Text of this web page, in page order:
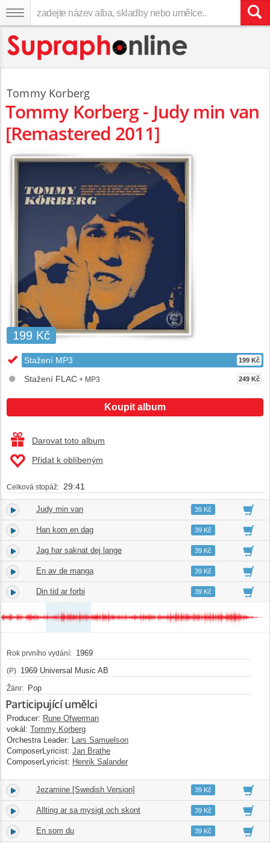
Tommy Korberg
Tommy Korberg - Judy min van
[Remastered 2011]
199 Kč
Stažení MP3 199 Kč
Stažení FLAC + MP3 249 Kč
Koupit album
Darovat toto album
Přidat k oblíbeným
Celková stopáž: 29:41
1. Judy min van 02:2139 Kč
2. Han kom en dag 03:0839 Kč
3. Jag har saknat dej lange 02:1139 Kč
4. En av de manga 03:5539 Kč
5. Din tid ar forbi 02:5739 Kč
Rok prvního vydání: 1969
(P) 1969 Universal Music AB
Žánr: Pop
Participující umělci
Producer: Rune Ofwerman
vokál: Tommy Korberg
Orchestra Leader: Lars Samuelson
ComposerLyricist: Jan Brathe
ComposerLyricist: Henrik Salander
6. Jezamine [Swedish Version] 03:1639 Kč
7. Allting ar sa mysigt och skont 02:5739 Kč
8. En som du 02:5139 Kč